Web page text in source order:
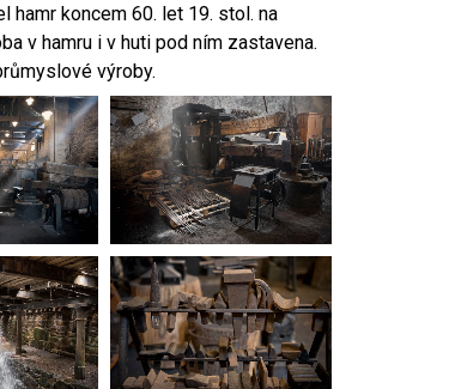
hamr koncem 60. let 19. stol. na
v hamru i v huti pod ním zastavena.
výroby.